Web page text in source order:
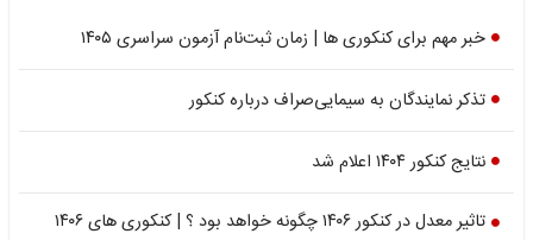
خبر مهم برای کنکوری ها | زمان ثبت‌نام آزمون سراسری ۱۴۰۵
تذکر نمایندگان به سیمایی‌صراف درباره کنکور
نتایج کنکور ۱۴۰۴ اعلام شد
تاثیر معدل در کنکور ۱۴۰۶ چگونه خواهد بود ؟ | کنکوری های ۱۴۰۶